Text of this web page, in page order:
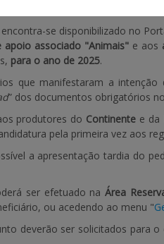
se disponibilizado no
apoio associado "Animais"e aos
para o ano de 2025.
que manifestaram a
” dos documentos obrigatórios
produtores do Continente e da
pela primeira vez aos
a apresentação tardia do
ser efetuado naÁrea
ou acedendo ao menu "
deverão ser solicitados para